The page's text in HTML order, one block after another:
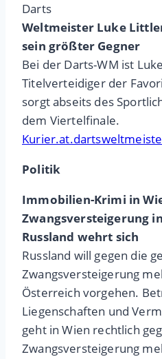
Darts
Weltmeister Luke
sein größter Gegner
Bei der Darts-WM ist
Titelverteidiger der
sorgt abseits des
dem Viertelfinale.
Politik
Immobilien-Krimi in
Zwangsversteigerung
Russland wehrt sich
Russland will gegen die
Zwangsversteigerung
Österreich vorgehen.
Liegenschaften und
geht in Wien rechtlich
Zwangsversteigerung